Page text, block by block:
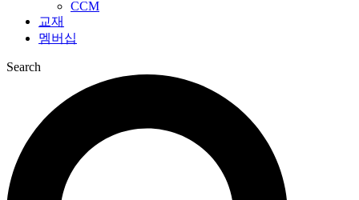
CCM
교재
멤버십
Search